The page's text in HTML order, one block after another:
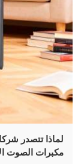
لماذا تتصدر
مكبرات الصوت